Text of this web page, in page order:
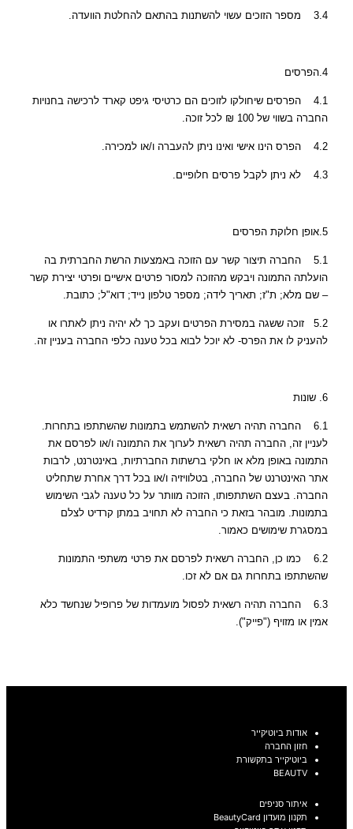
3.4 מספר הזוכים עשוי להשתנות בהתאם להחלטת הוועדה.
4.הפרסים
4.1 הפרסים שיחולקו לזוכים הם כרטיסי גיפט קארד לרכישה בחנויות
החברה בשווי של 100 ₪ לכל זוכה.
4.2 הפרס הינו אישי ואינו ניתן להעברה ו/או למכירה.
4.3 לא ניתן לקבל פרסים חלופיים.
5.אופן חלוקת הפרסים
5.1 החברה תיצור קשר עם הזוכה באמצעות הרשת החברתית בה
הועלתה התמונה ויבקש מהזוכה למסור פרטים אישיים ופרטי יצירת קשר
– שם מלא; ת"ז; תאריך לידה; מספר טלפון נייד; דוא"ל; כתובת.
5.2 זוכה ששגה במסירת הפרטים ועקב כך לא יהיה ניתן לאתרו או
להעניק לו את הפרס- לא יוכל לבוא בכל טענה כלפי החברה בעניין זה.
6. שונות
6.1 החברה תהיה רשאית להשתמש בתמונות שהשתתפו בתחרות.
לעניין זה, החברה תהיה רשאית לערוך את התמונה ו/או לפרסם את
התמונה באופן מלא או חלקי ברשתות החברתיות, באינטרנט, לרבות
אתר האינטרנט של החברה, בטלוויזיה ו/או בכל דרך אחרת שתחליט
החברה. בעצם השתתפותו, הזוכה מוותר על כל טענה לגבי השימוש
בתמונות. מובהר בזאת כי החברה לא תחויב במתן קרדיט לצלם
במסגרת שימושים כאמור.
6.2 כמו כן, החברה רשאית לפרסם את פרטי משתפי התמונות
שהשתתפו בתחרות גם אם לא זכו.
6.3 החברה תהיה רשאית לפסול מועמדות של פרופיל שנחשד כלא
אמין או מזויף ("פייק").
אודות ביוטיקייר
חזון החברה
ביוטיקייר בתקשורת
BEAUTV
איתור סניפים
תקנון מועדון BeautyCard